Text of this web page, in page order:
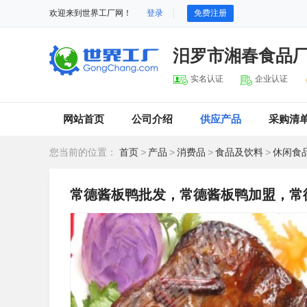
欢迎来到世界工厂网！ 登录 免费注册
汨罗市湘春食品
实名认证 企业认证
网站首页 公司介绍 供应产品 采购清
您当前的位置： 首页 > 产品 >消费品 >食品及饮料 >休闲食
常德酱板鸭批发，常德酱板鸭加盟，